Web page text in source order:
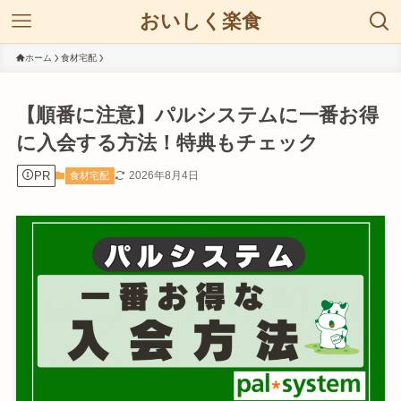
おいしく楽食
ホーム 食材宅配
【順番に注意】パルシステムに一番お得
に入会する方法！特典もチェック
PR 食材宅配 2026年8月4日